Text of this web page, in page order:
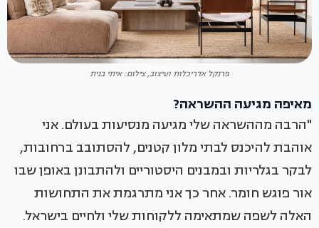
פרנקל אדריכלות ועיצוב, צילום: איתי בנית
מאיפה מגיעה ההשראה?
"הרבה מההשראה שלי מגיעה מנסיעות בעולם. אני
אוהבת להיכנס לבתי מלון קטנים, להסתובב ברחובות,
לבקר בגלריות ובמבנים היסטוריים ולהתבונן באופן שבו
אור פוגש חומר. אחר כך אני מתרגמת את התחושות
האלה לשפה שמתאימה ללקוחות שלי ולחיים בישראל.